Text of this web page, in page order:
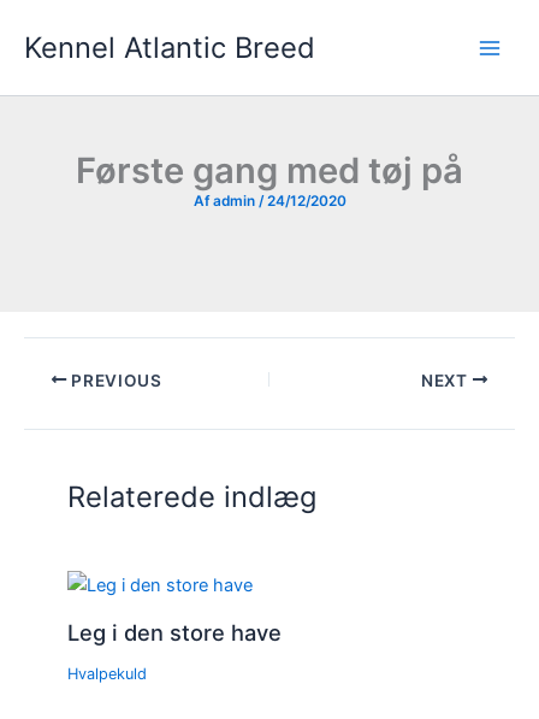
Kennel Atlantic Breed
Første gang med tøj på
Afadmin /24/12/2020
PREVIOUS NEXT
Relaterede indlæg
Leg i den store have
Hvalpekuld